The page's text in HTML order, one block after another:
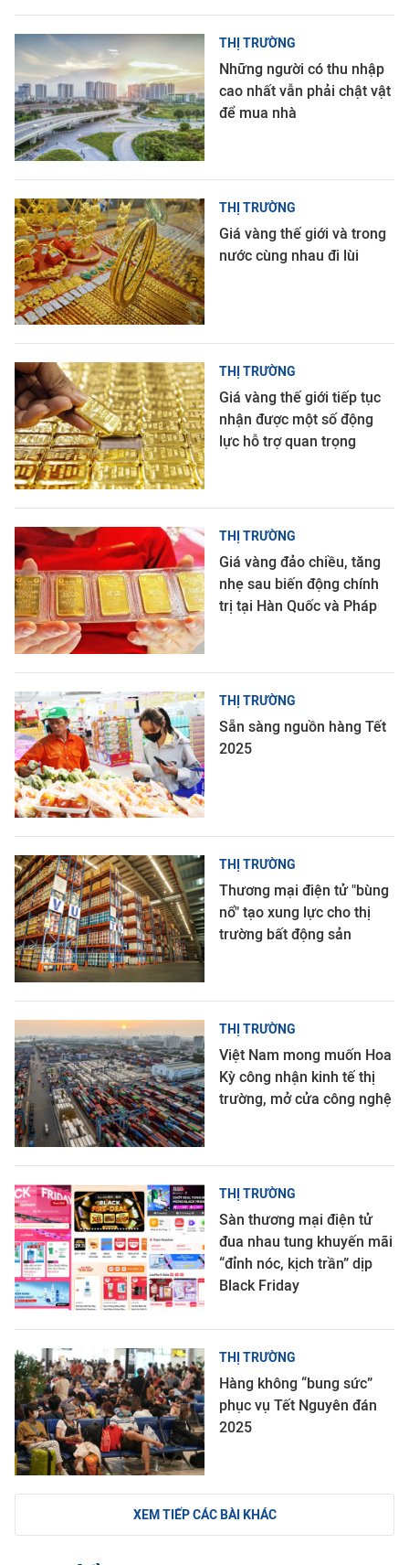
THỊ TRƯỜNG
Những người có thu nhập
cao nhất vẫn phải chật vật
để mua nhà
THỊ TRƯỜNG
Giá vàng thế giới và trong
nước cùng nhau đi lùi
THỊ TRƯỜNG
Giá vàng thế giới tiếp tục
nhận được một số động
lực hỗ trợ quan trọng
THỊ TRƯỜNG
Giá vàng đảo chiều, tăng
nhẹ sau biến động chính
trị tại Hàn Quốc và Pháp
THỊ TRƯỜNG
Sẵn sàng nguồn hàng Tết
2025
THỊ TRƯỜNG
Thương mại điện tử "bùng
nổ" tạo xung lực cho thị
trường bất động sản
THỊ TRƯỜNG
Việt Nam mong muốn Hoa
Kỳ công nhận kinh tế thị
trường, mở cửa công nghệ
THỊ TRƯỜNG
Sàn thương mại điện tử
đua nhau tung khuyến mãi
“đỉnh nóc, kịch trần” dịp
Black Friday
THỊ TRƯỜNG
Hàng không “bung sức”
phục vụ Tết Nguyên đán
2025
XEM TIẾP CÁC BÀI KHÁC